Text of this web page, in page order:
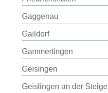
Gaggenau
Gaildorf
Gammertingen
Geisingen
Geislingen an der Steige